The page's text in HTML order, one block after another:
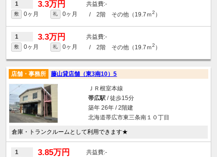
1 3.3万円 -
敷 0ヶ月 礼 0ヶ月 / 2階 その他（19.7ｍ2 ）
1 3.3万円 -
敷 0ヶ月 礼 0ヶ月 / 2階 その他（19.7ｍ2 ）
店舗・事務所 藤山貸店舗（東3南10）5
ＪＲ根室本線
帯広駅/ 徒歩15分
築年 26年 / 2階建
北海道帯広市東三条南１０丁目
倉庫・トランクルームとして利用できます★
1 3.85万円 -